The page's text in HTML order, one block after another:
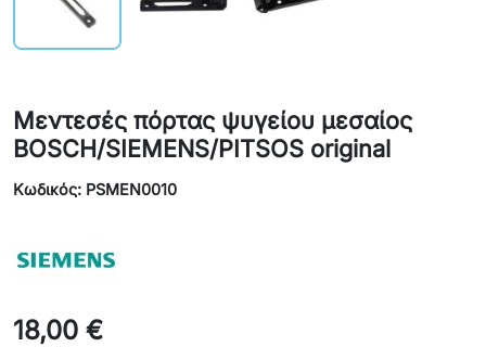
Μεντεσές πόρτας ψυγείου μεσαίος
BOSCH/SIEMENS/PITSOS original
Κωδικός: PSMEN0010
18,00 €